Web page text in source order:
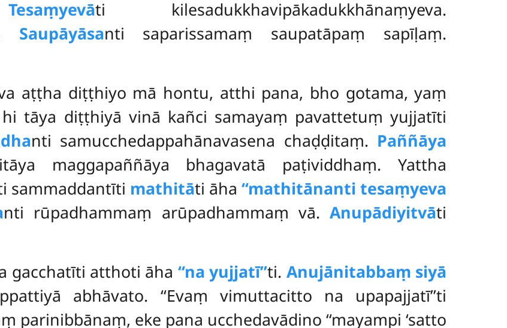
Tesaṃyevāti kilesadukkhavipākadukkhānaṃyeva.
Saupāyāsanti saparissamaṃ saupatāpaṃ sapīḷaṃ.
aṭṭha diṭṭhiyo mā hontu, atthi pana, bho gotama, yaṃ
tāya diṭṭhiyā vinā kañci samayaṃ pavattetuṃ yujjatīti
nti samucchedappahānavasena chaḍḍitaṃ. Paññāya
maggapaññāya bhagavatā paṭividdhaṃ. Yattha
sammaddantīti mathitāti āha‘‘mathitānanti tesaṃyeva
nti rūpadhammaṃ arūpadhammaṃ vā.Anupādiyitvāti
gacchatīti atthoti āha ‘‘na yujjatī’’ti. Anujānitabbaṃ siyā
abhāvato. ‘‘Evaṃ vimuttacitto na upapajjatī’’ti
parinibbānaṃ, eke pana ucchedavādino ‘‘mayampi ‘satto